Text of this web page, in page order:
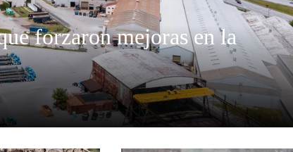
forzaron mejoras en la